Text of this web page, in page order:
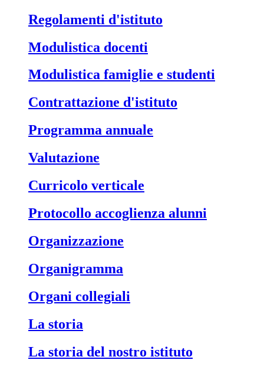
Regolamenti d'istituto
Modulistica docenti
Modulistica famiglie e studenti
Contrattazione d'istituto
Programma annuale
Valutazione
Curricolo verticale
Protocollo accoglienza alunni
Organizzazione
Organigramma
Organi collegiali
La storia
La storia del nostro istituto